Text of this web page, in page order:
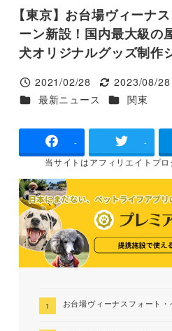
【東京】お台場ヴィーナ
ーン新設！国内最大級の
犬オリジナルグッズ制作
投稿日
2021/02/28
更新日
2023/08/28
カテゴリー
最新ニュース カテゴリー
関東
- -
当サイトはアフィリエイトプ
お台場ヴィーナスフォート・